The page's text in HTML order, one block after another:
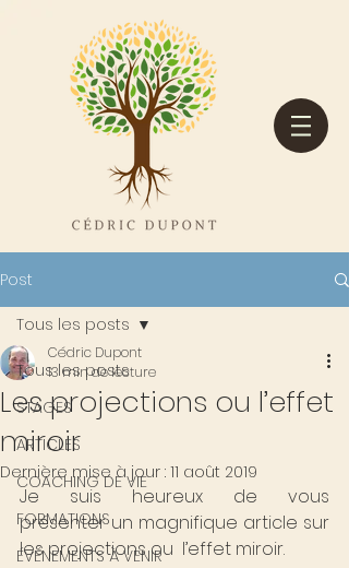
Post
Tous les posts
STAGES
ARTICLES
COACHING DE VIE
FORMATIONS
ÉVÉNEMENTS À VENIR
Tous les posts
Les projections ou l’effet
miroir
Cédric Dupont
13 min de lecture
Dernière mise à jour : 11 août 2019
Je suis heureux de vous
présenter un magnifique article sur
les projections ou  l’effet miroir.